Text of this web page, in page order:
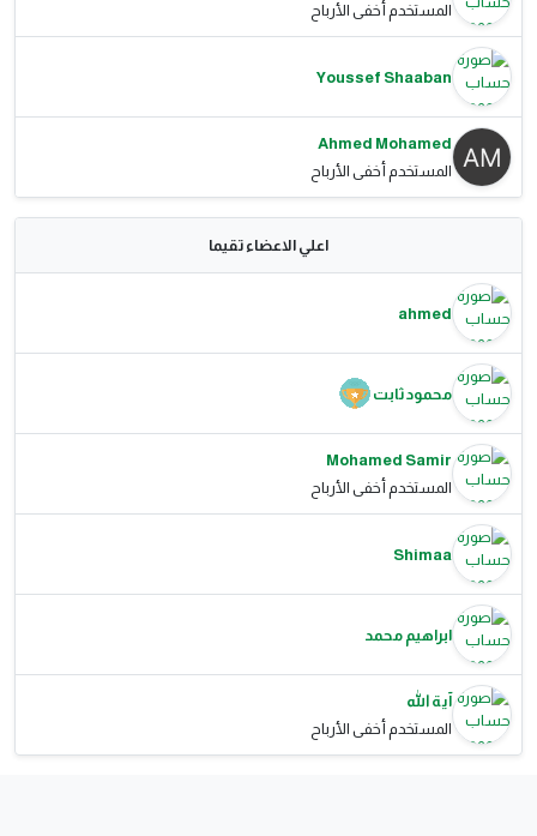
المستخدم أخفى الأرباح
Youssef Shaaban
Ahmed Mohamed
المستخدم أخفى الأرباح
اعلي الاعضاء تقيما
ahmed
محمود ثابت
Mohamed Samir
المستخدم أخفى الأرباح
Shimaa
ابراهيم محمد
آية الله
المستخدم أخفى الأرباح